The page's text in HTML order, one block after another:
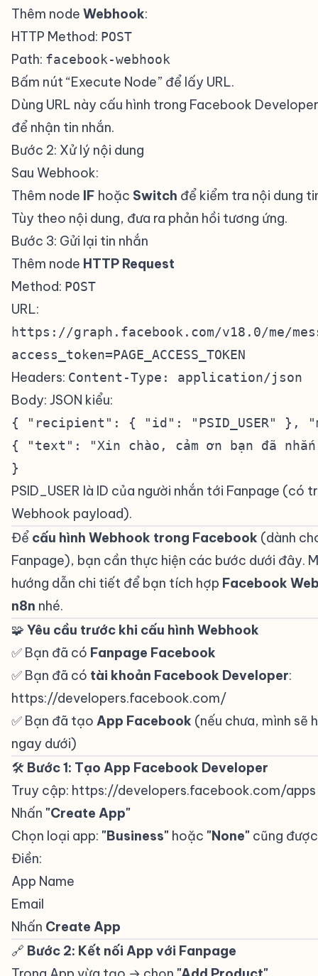
Thêm node Webhook:
HTTP Method: POST
Path: facebook-webhook
Bấm nút “Execute Node” để lấy URL.
Dùng URL này cấu hình trong Facebook
để nhận tin nhắn.
Bước 2: Xử lý nội dung
Sau Webhook:
Thêm node IF hoặc Switch để kiểm tra nội dung
Tùy theo nội dung, đưa ra phản hồi tương ứng.
Bước 3: Gửi lại tin nhắn
Thêm node HTTP Request
Method: POST
URL:
https://graph.facebook.com/v18.0/me/
access_token=PAGE_ACCESS_TOKEN
Headers: Content-Type: application/json
Body: JSON kiểu:
{ "recipient": { "id": "PSID_USER" },
{ "text": "Xin chào, cảm ơn bạn đã
}
PSID_USER là ID của người nhắn tới Fanpage (có
Webhook payload).
Để cấu hình Webhook trong Facebook (dành
Fanpage), bạn cần thực hiện các bước dưới đây.
hướng dẫn chi tiết để bạn tích hợp Facebook
n8n nhé.
🧩 Yêu cầu trước khi cấu hình Webhook
✅ Bạn đã có Fanpage Facebook
✅ Bạn đã có tài khoản Facebook Developer:
https://developers.facebook.com/
✅ Bạn đã tạo App Facebook (nếu chưa, mình sẽ
ngay dưới)
🛠️ Bước 1: Tạo App Facebook Developer
Truy cập: https://developers.facebook.com/apps
Nhấn "Create App"
Chọn loại app: "Business" hoặc "None" cũng được
Điền:
App Name
Email
Nhấn Create App
🔗 Bước 2: Kết nối App với Fanpage